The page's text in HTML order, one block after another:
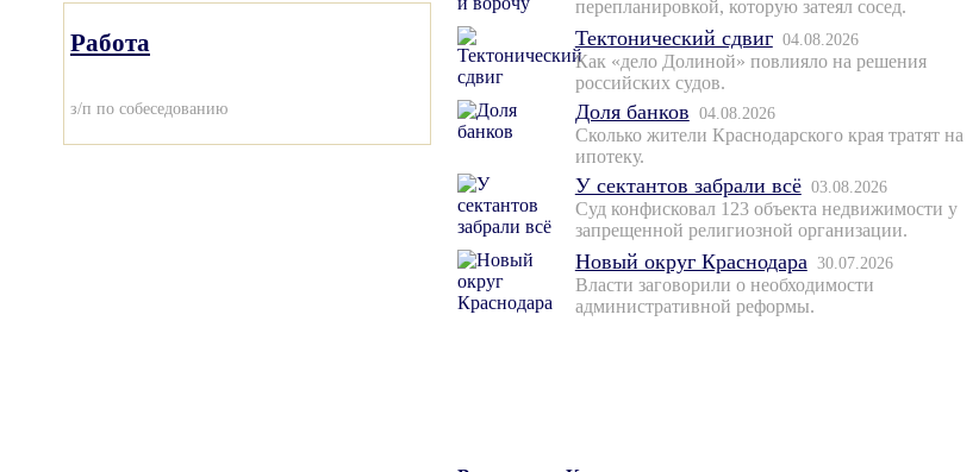
Работа
з/п по собеседованию
перепланировкой, которую затеял сосед.
Тектонический сдвиг 04.08.2026
Как «дело Долиной» повлияло на решения
российских судов.
Доля банков 04.08.2026
Сколько жители Краснодарского края тратят на
ипотеку.
У сектантов забрали всё 03.08.2026
Суд конфисковал 123 объекта недвижимости у
запрещенной религиозной организации.
Новый округ Краснодара 30.07.2026
Власти заговорили о необходимости
административной реформы.